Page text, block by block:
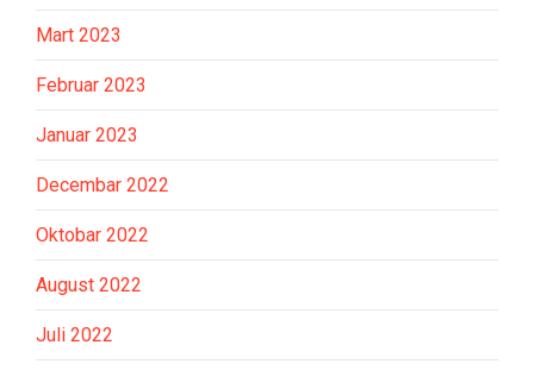
Mart 2023
Februar 2023
Januar 2023
Decembar 2022
Oktobar 2022
August 2022
Juli 2022